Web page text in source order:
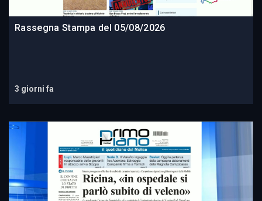
Rassegna Stampa del 05/08/2026
3 giorni fa